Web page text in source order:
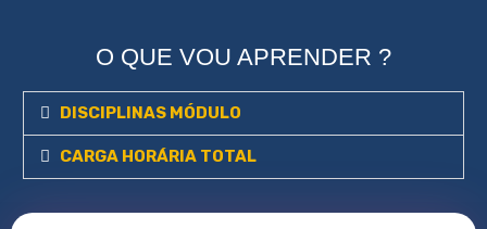
O QUE VOU APRENDER ?
DISCIPLINAS MÓDULO
CARGA HORÁRIA TOTAL